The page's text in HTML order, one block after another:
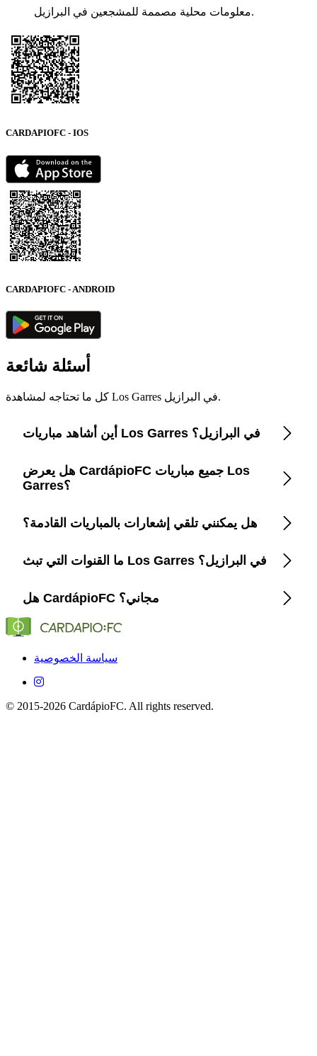
معلومات محلية مصممة للمشجعين في البرازيل.
CARDAPIOFC - IOS
CARDAPIOFC - ANDROID
أسئلة شائعة
كل ما تحتاجه لمشاهدة Los Garres في البرازيل.
أين أشاهد مباريات Los Garres في البرازيل؟
استخدم تطبيق CardápioFC لرؤية قائمة فورية بالقنوات
هل يعرض CardápioFC جميع مباريات Los
Garres؟
نعم، CardápioFC يغطي كل مباراة تبثها القنوات الرسمية أو
هل يمكنني تلقي إشعارات بالمباريات القادمة؟
نعم، فعّل التذكيرات داخل التطبيق لتحصل على تنبيه قبل
ما القنوات التي تبث Los Garres في البرازيل؟
CardápioFC يذكر بدقة القنوات والمنصات (Globo، SporTV،
هل CardápioFC مجاني؟
سياسة الخصوصية
© 2015-2026 CardápioFC. All rights reserved.